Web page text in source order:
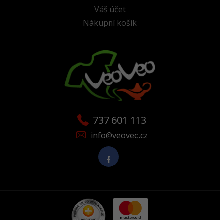
Váš účet
Nákupní košík
737 601 113
info@veoveo.cz